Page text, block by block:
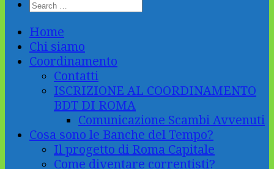
Home
Chi siamo
Coordinamento
Contatti
ISCRIZIONE AL COORDINAMENTO
BDT DI ROMA
Comunicazione Scambi Avvenuti
Cosa sono le Banche del Tempo?
Il progetto di Roma Capitale
Come diventare correntisti?